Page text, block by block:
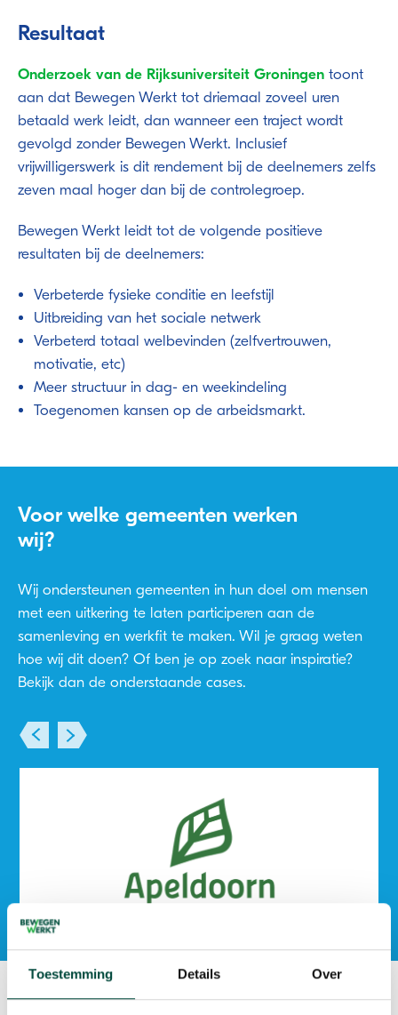
Toestemming Details Over
Resultaat
Onderzoek van de Rijksuniversiteit Groningen toont
aan dat Bewegen Werkt tot driemaal zoveel uren
betaald werk leidt, dan wanneer een traject wordt
gevolgd zonder Bewegen Werkt. Inclusief
vrijwilligerswerk is dit rendement bij de deelnemers zelfs
zeven maal hoger dan bij de controlegroep.
Bewegen Werkt leidt tot de volgende positieve
resultaten bij de deelnemers:
Verbeterde fysieke conditie en leefstijl
Uitbreiding van het sociale netwerk
Verbeterd totaal welbevinden (zelfvertrouwen,
motivatie, etc)
Meer structuur in dag- en weekindeling
Toegenomen kansen op de arbeidsmarkt.
Voor welke gemeenten werken
wij?
Wij ondersteunen gemeenten in hun doel om mensen
met een uitkering te laten participeren aan de
samenleving en werkfit te maken. Wil je graag weten
hoe wij dit doen? Of ben je op zoek naar inspiratie?
Bekijk dan de onderstaande cases.
Gemeente Apeldoorn
In 2024 hebben maar liefst 79 inwoners van